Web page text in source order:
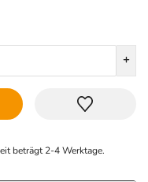
+
beträgt 2-4 Werktage.